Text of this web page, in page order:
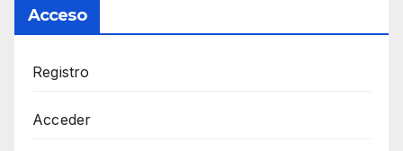
Acceso
Registro
Acceder